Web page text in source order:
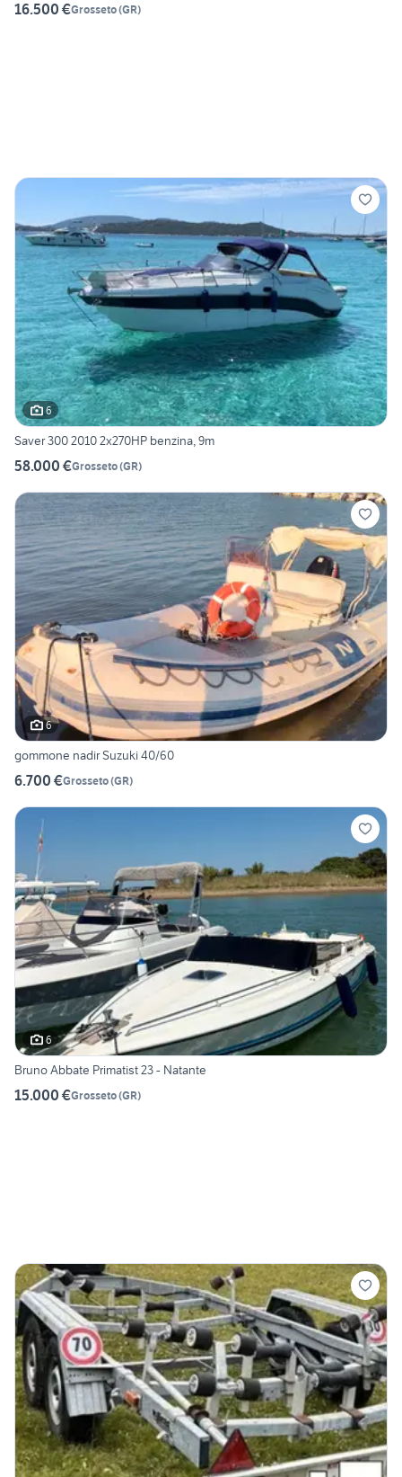
16.500 €Grosseto(GR)
6
Saver 300 2010 2x270HP benzina, 9m
58.000 €Grosseto(GR)
6
gommone nadir Suzuki 40/60
6.700 €Grosseto(GR)
6
Bruno Abbate Primatist 23 - Natante
15.000 €Grosseto(GR)